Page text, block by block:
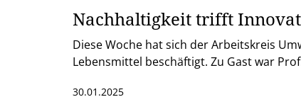
Nachhaltigkeit trifft
Diese Woche hat sich der Arbeitskreis
Lebensmittel beschäftigt. Zu Gast war
30.01.2025